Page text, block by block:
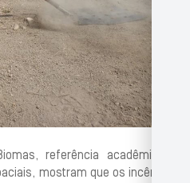
referência acadêmica e
mostram que os incêndios